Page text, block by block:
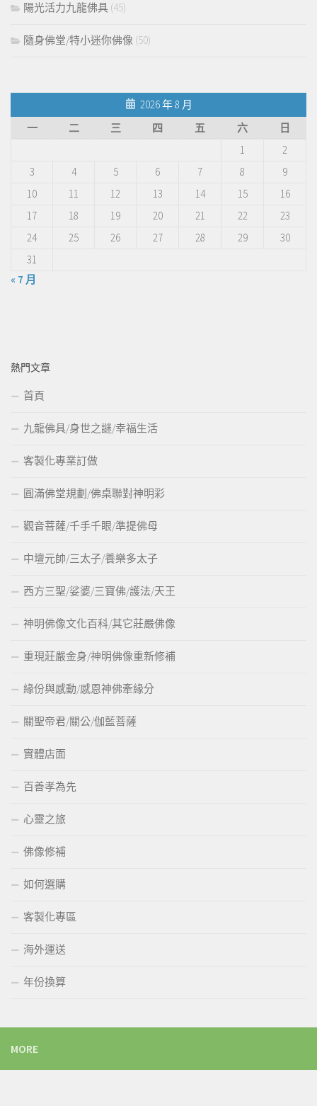
陽光活力九龍佛具 (45)
隨身佛堂/特小迷你佛像 (50)
2026 年 8 月
一
二 三 四 五 六
日
1
2
3
4 5 6 7 8
9
10
11 12 13 14 15
16
17
18 19 20 21 22
23
24
25 26 27 28 29
30
31
« 7 月
熱門文章
首頁
九龍佛具/身世之謎/幸福生活
客製化專業訂做
圓滿佛堂規劃/佛桌聯對神明彩
觀音菩薩/千手千眼/準提佛母
中壇元帥/三太子/養樂多太子
西方三聖/娑婆/三寶佛/護法/天王
神明佛像文化百科/其它莊嚴佛像
重現莊嚴金身/神明佛像重新修補
緣份與感動/感恩神佛牽緣分
關聖帝君/關公/伽藍菩薩
實體店面
百善孝為先
心靈之旅
佛像修補
如何選購
客製化專區
海外運送
年份換算
MORE